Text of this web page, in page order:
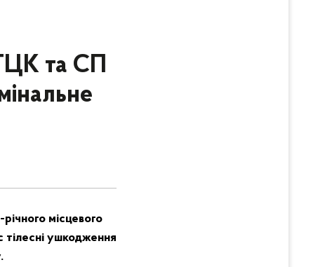
та СП
місцевого
тілесні ушкодження